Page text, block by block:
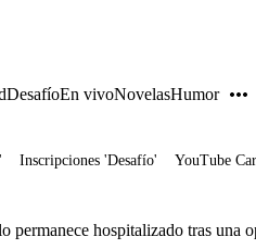
DesafíoEn vivoNovelasHumor
Inscripciones 'Desafío' YouTube
permanece hospitalizado tras una